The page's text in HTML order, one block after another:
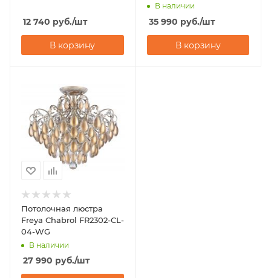
12 740 руб./шт
В корзину
В наличии
35 990 руб./шт
В корзину
Потолочная люстра
Freya Chabrol FR2302-CL-
04-WG
В наличии
27 990 руб./шт